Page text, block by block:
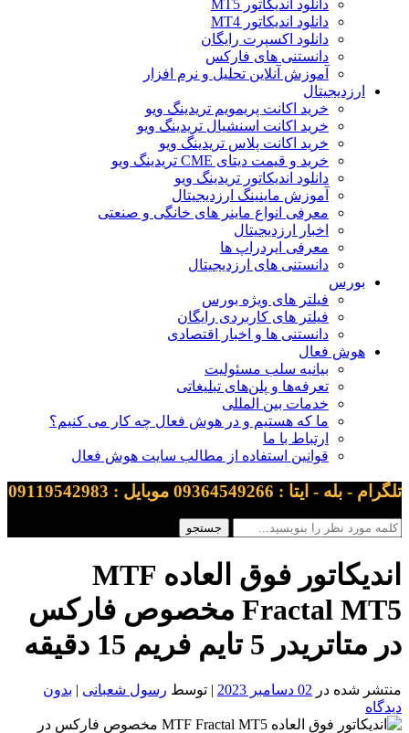
دانلود اندیکاتور MT5
دانلود اندیکاتور MT4
دانلود اکسپرت رایگان
دانستنی های فارکس
آموزش آنلاین تحلیل و نرم افزار
ارزدیجیتال
خرید اکانت پریمویم تریدینگ ویو
خرید اکانت اسنشیال تریدینگ ویو
خرید اکانت پلاس تریدینگ ویو
خرید و قیمت دیتای CME تریدینگ ویو
دانلود اندیکاتور تریدینگ ویو
آموزش ماینینگ ارزدیجیتال
معرفی انواع ماینر های خانگی و صنعتی
اخبار ارزدیجیتال
معرفی ایردراپ ها
دانستنی های ارزدیجیتال
بورس
فیلتر های ویژه بورس
فیلتر های کاربردی رایگان
دانستنی ها و اخبار اقتصادی
هوش فعال
بیانیه سلب مسئولیت
تعرفه‌ها و پلن‌های تبلیغاتی
خدمات بین المللی
ما که هستیم و در هوش فعال چه کار می کنیم؟
ارتباط با ما
قوانین استفاده از مطالب سایت هوش فعال
تلگرام - بله - ایتا : 09364549266 موبایل : 09119542983
اندیکاتور فوق العاده MTF
Fractal MT5 مخصوص فارکس
در متاتریدر 5 تایم فریم 15 دقیقه
منتشر شده در 02 دسامبر 2023 | توسط رسول شعبانی | بدون
دیدگاه